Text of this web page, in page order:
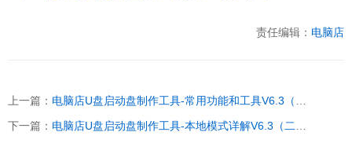
责任编辑： 电脑店
上一篇： 电脑店U盘启动盘制作工具-常用功能和工具V6.3（二合一纪念版）
下一篇： 电脑店U盘启动盘制作工具-本地模式详解V6.3（二合一纪念版）